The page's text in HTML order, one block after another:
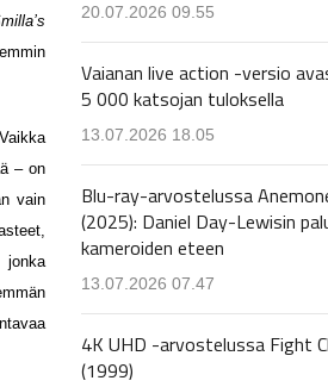
– on
vain
jonka
20.07.2026 09.55
Vaianan live action -versio
5 000 katsojan tuloksella
13.07.2026 18.05
Blu-ray-arvostelussa
(2025): Daniel Day-Lewisin
kameroiden eteen
13.07.2026 07.47
4K UHD -arvostelussa Fight
(1999)